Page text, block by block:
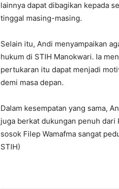
lainnya dapat dibagikan kepada
tinggal masing-masing.
Selain itu, Andi menyampaikan
hukum di STIH Manokwari. Ia
pertukaran itu dapat menjadi
demi masa depan.
Dalam kesempatan yang sama,
juga berkat dukungan penuh dari
sosok Filep Wamafma sangat
STIH)